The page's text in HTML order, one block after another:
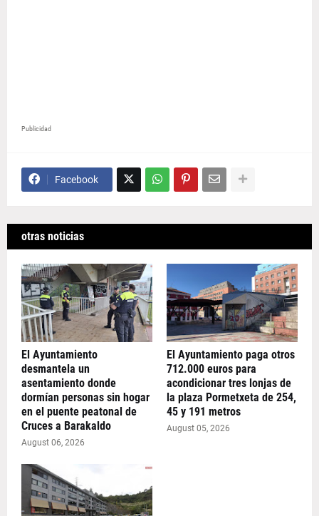
Publicidad
Facebook
otras noticias
El Ayuntamiento
desmantela un
asentamiento donde
dormían personas sin hogar
en el puente peatonal de
Cruces a Barakaldo
August 06, 2026
El Ayuntamiento paga otros
712.000 euros para
acondicionar tres lonjas de
la plaza Pormetxeta de 254,
45 y 191 metros
August 05, 2026